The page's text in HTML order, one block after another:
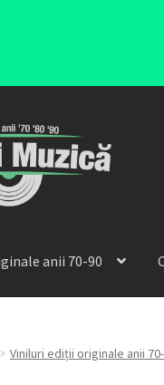
anii 70-90
Viniluri ediții originale anii